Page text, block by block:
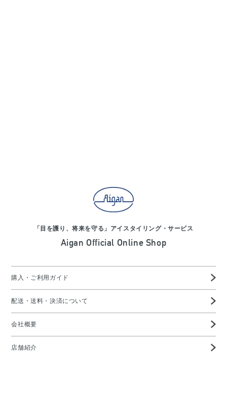
「目を護り、将来を守る」アイスタイリング・サービス
Aigan Official Online Shop
購入・ご利用ガイド
配送・送料・決済について
会社概要
店舗紹介